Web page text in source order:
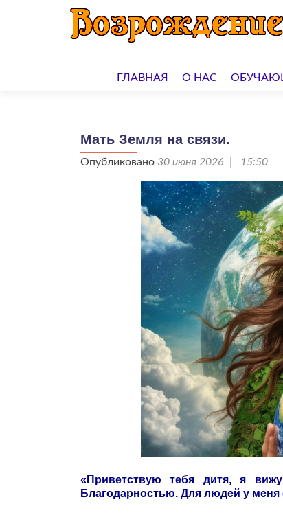
кГЛАВНАЯ О НАС
Мать Земля на связи.
Опубликовано 30 июня 2026 | 15:50
«Приветствую тебя дитя, я
Благодарностью. Для людей у меня